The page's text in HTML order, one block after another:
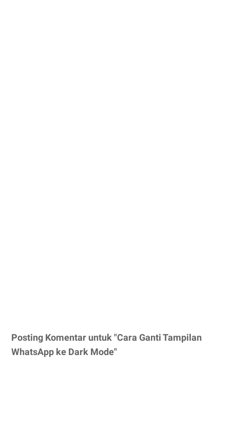
Posting Komentar untuk "Cara Ganti Tampilan
WhatsApp ke Dark Mode"